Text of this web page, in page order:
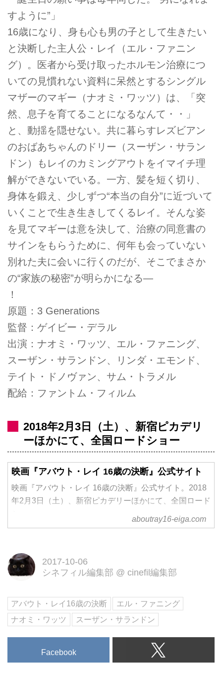
すように”」
16歳になり、身も心も男の子として生きたい
と決断した主人公・レイ（エル・ファニン
グ）。医者から受け取ったホルモン治療につ
いての見慣れない資料に呆然とするシングル
マザーのマギー（ナオミ・ワッツ）は、「突
然、息子を育てることになるなんて・・」
と、動揺を隠せない。共に暮らすレズビアン
のおばあちゃんのドリー（スーザン・サラン
ドン）もレイのカミングアウトをイマイチ理
解ができないでいる。一方、髪を短く切り、
身体を鍛え、少しずつ“本当の自分”に近づいて
いくことで生き生きしてくるレイ。そんな姿
を見てマギーは意を決して、治療の同意書の
サインをもらうために、何年も会っていない
別れた夫に会いに行くのだが、そこでまさか
の“家族の秘密”が明らかになる―
！
原題：3 Generations
監督：ゲイビー・デラル
出演：ナオミ・ワッツ、エル・ファニング、
スーザン・サランドン、リンダ・エモンド、
テイト・ドノヴァン、サム・トラメル
配給：ファントム・フィルム
2018年2月3日（土）、新宿ピカデリ
ーほかにて、全国ロードショー
映画『アバウト・レイ 16歳の決断』公式サイト
映画『アバウト・レイ 16歳の決断』公式サイト。2018
年2月3日（土）、新宿ピカデリーほかにて、全国ロード
aboutray16-eiga.com
2017-10-06
シネフィル編集部 @ cinefil編集部
アバウト・レイ16歳の決断
エル・ファニング
ナオミ・ワッツ
スーザン・サランドン
Facebook